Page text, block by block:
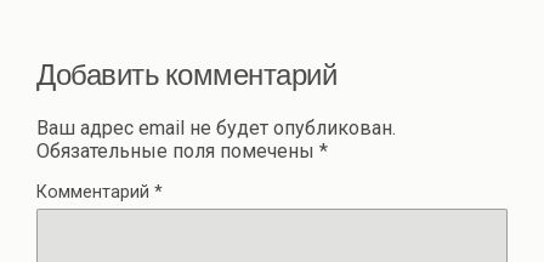
Добавить комментарий
Ваш адрес email не будет опубликован.
Обязательные поля помечены *
Комментарий *